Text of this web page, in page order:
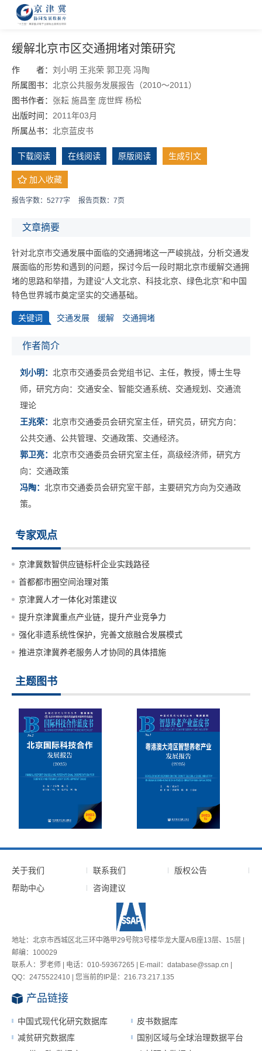
缓解北京市区交通拥堵对策研究
作 者： 刘小明 王兆荣 郭卫亮 冯陶
所属图书： 北京公共服务发展报告（2010～2011）
图书作者： 张耘 施昌奎 庞世辉 杨松
出版时间： 2011年03月
所属丛书： 北京蓝皮书
下载阅读 在线阅读 原版阅读 生成引文
加入收藏
报告字数：5277字 报告页数：7页
文章摘要
针对北京市交通发展中面临的交通拥堵这一严峻挑战，分析交通发
展面临的形势和遇到的问题，探讨今后一段时期北京市缓解交通拥
堵的思路和举措，为建设“人文北京、科技北京、绿色北京”和中国
特色世界城市奠定坚实的交通基础。
关键词 交通发展 缓解 交通拥堵
作者简介
刘小明： 北京市交通委员会党组书记、主任，教授，博士生导
师，研究方向：交通安全、智能交通系统、交通规划、交通流
理论
王兆荣： 北京市交通委员会研究室主任，研究员，研究方向：
公共交通、公共管理、交通政策、交通经济。
郭卫亮： 北京市交通委员会研究室主任，高级经济师，研究方
向：交通政策
冯陶： 北京市交通委员会研究室干部，主要研究方向为交通政
策。
专家观点
京津冀数智供应链标杆企业实践路径
首都都市圈空间治理对策
京津冀人才一体化对策建议
提升京津冀重点产业链，提升产业竞争力
强化非遗系统性保护，完善文旅融合发展模式
推进京津冀养老服务人才协同的具体措施
主题图书
关于我们 联系我们
版权公告
帮助中心
咨询建议
地址：北京市西城区北三环中路甲29号院3号楼华龙大厦A/B座13层、15层 |
邮编：100029
联系人：罗老师 | 电话：010-59367265 | E-mail：database@ssap.cn |
QQ：2475522410 | 您当前的IP是： 216.73.217.135
产品链接
中国式现代化研究数据库
皮书数据库
减贫研究数据库
国别区域与全球治理数据平台